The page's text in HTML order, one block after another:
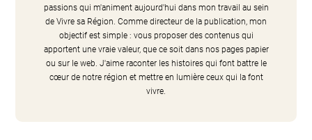
passions qui m'animent aujourd'hui dans mon travail au sein
de Vivre sa Région. Comme directeur de la publication, mon
objectif est simple : vous proposer des contenus qui
apportent une vraie valeur, que ce soit dans nos pages papier
ou sur le web. J'aime raconter les histoires qui font battre le
cœur de notre région et mettre en lumière ceux qui la font
vivre.